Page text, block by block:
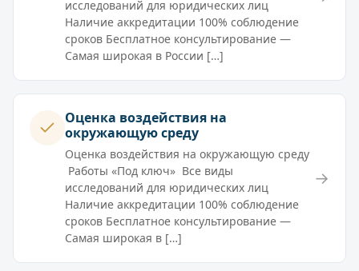
исследований для юридических лиц
Наличие аккредитации 100% соблюдение
сроков Бесплатное консультирование —
Самая широкая в России […]
Оценка воздействия на
окружающую среду
Оценка воздействия на окружающую среду
Работы «Под ключ» Все виды
исследований для юридических лиц
Наличие аккредитации 100% соблюдение
сроков Бесплатное консультирование —
Самая широкая в […]
→